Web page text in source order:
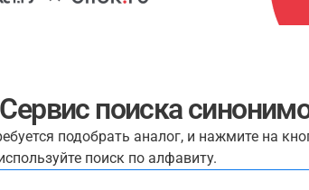
Сервис поиска
подобрать аналог, и нажмите на
поиск по алфавиту.